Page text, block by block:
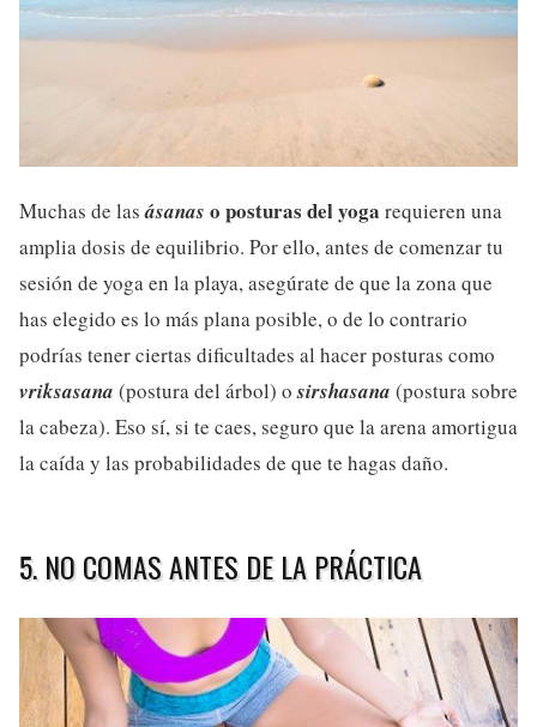
Muchas de lasásanas o posturas del yoga requieren una
amplia dosis de equilibrio. Por ello, antes de comenzar tu
sesión de yoga en la playa, asegúrate de que la zona que
has elegido es lo más plana posible, o de lo contrario
podrías tener ciertas dificultades al hacer posturas como
vriksasana (postura del árbol) osirshasana (postura sobre
la cabeza). Eso sí, si te caes, seguro que la arena amortigua
la caída y las probabilidades de que te hagas daño.
5. NO COMAS ANTES DE LA PRÁCTICA